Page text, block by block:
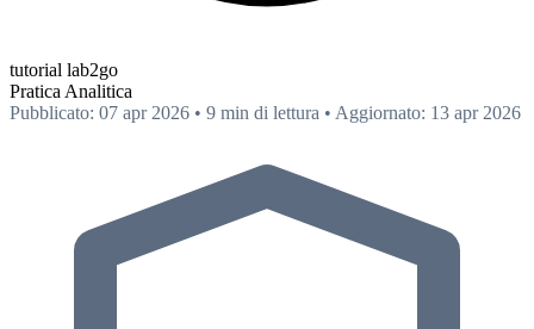
tutorial lab2go
Pratica Analitica
Pubblicato: 07 apr 2026 • 9 min di lettura • Aggiornato: 13 apr 2026